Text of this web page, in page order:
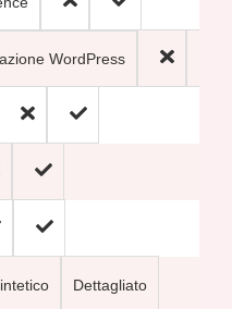
WordPress
Dettagliato